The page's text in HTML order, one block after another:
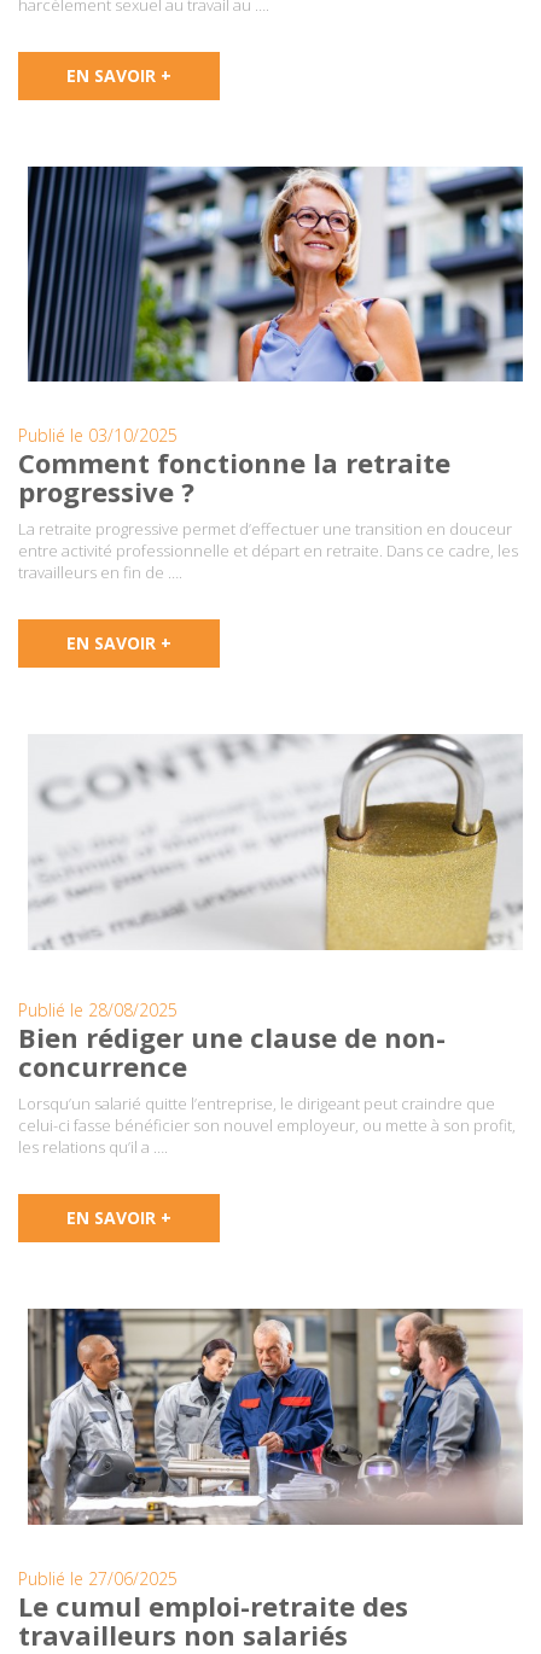
harcèlement sexuel au travail au ….
EN SAVOIR +
Publié le 03/10/2025
Comment fonctionne la retraite
progressive ?
La retraite progressive permet d’effectuer une transition en douceur
entre activité professionnelle et départ en retraite. Dans ce cadre, les
travailleurs en fin de ….
EN SAVOIR +
Publié le 28/08/2025
Bien rédiger une clause de non-
concurrence
Lorsqu’un salarié quitte l’entreprise, le dirigeant peut craindre que
celui-ci fasse bénéficier son nouvel employeur, ou mette à son profit,
les relations qu’il a ….
EN SAVOIR +
Publié le 27/06/2025
Le cumul emploi-retraite des
travailleurs non salariés